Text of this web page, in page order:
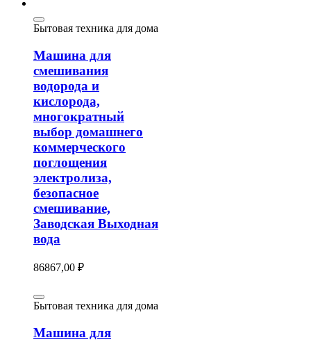
Бытовая техника для дома
Машина для
смешивания
водорода и
кислорода,
многократный
выбор домашнего
коммерческого
поглощения
электролиза,
безопасное
смешивание,
Заводская Выходная
вода
86867,00 ₽
Бытовая техника для дома
Машина для